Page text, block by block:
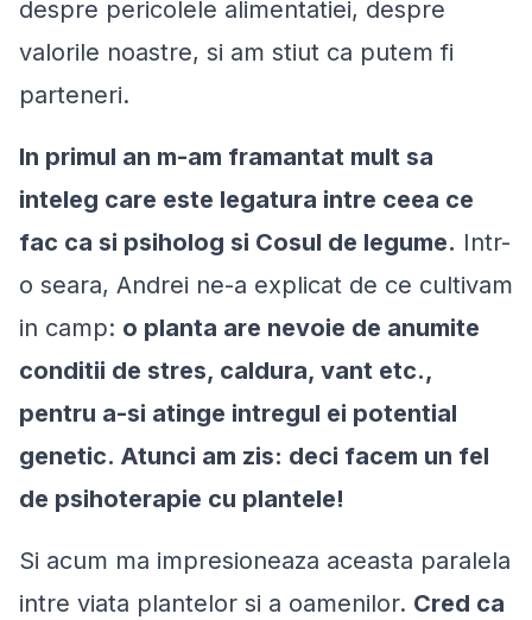
despre pericolele alimentatiei, despre
valorile noastre, si am stiut ca putem fi
parteneri.
In primul an m-am framantat mult sa
inteleg care este legatura intre ceea ce
fac ca si psiholog si Cosul de legume. Intr-
o seara, Andrei ne-a explicat de ce cultivam
in camp: o planta are nevoie de anumite
conditii de stres, caldura, vant etc.,
pentru a-si atinge intregul ei potential
genetic. Atunci am zis: deci facem un fel
de psihoterapie cu plantele!
Si acum ma impresioneaza aceasta paralela
intre viata plantelor si a oamenilor. Cred ca